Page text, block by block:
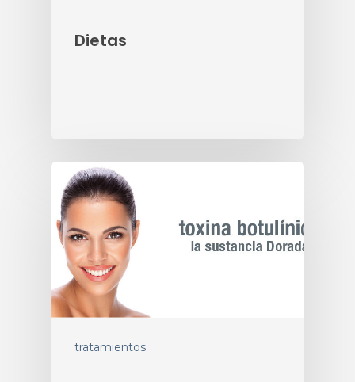
Dietas
tratamientos